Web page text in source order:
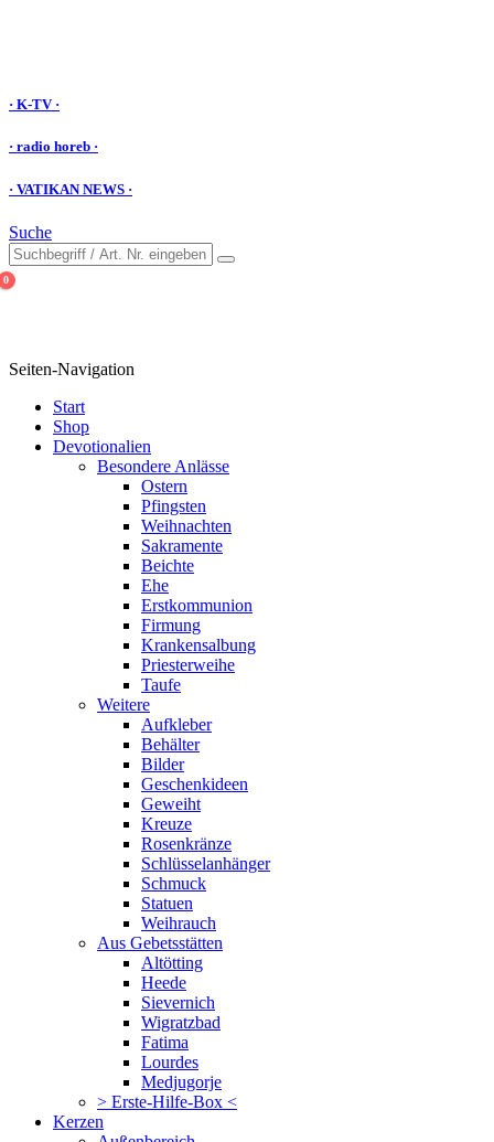
· K-TV ·
· radio horeb ·
· VATIKAN NEWS ·
Suche
0
Seiten-Navigation
Start
Shop
Devotionalien
Besondere Anlässe
Ostern
Pfingsten
Weihnachten
Sakramente
Beichte
Ehe
Erstkommunion
Firmung
Krankensalbung
Priesterweihe
Taufe
Weitere
Aufkleber
Behälter
Bilder
Geschenkideen
Geweiht
Kreuze
Rosenkränze
Schlüsselanhänger
Schmuck
Statuen
Weihrauch
Aus Gebetsstätten
Altötting
Heede
Sievernich
Wigratzbad
Fatima
Lourdes
Medjugorje
> Erste-Hilfe-Box <
Kerzen